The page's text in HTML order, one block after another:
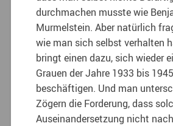
durchmachen musste wie
Murmelstein. Aber natürlich
wie man sich selbst verhalten
bringt einen dazu, sich wieder
Grauen der Jahre 1933 bis
beschäftigen. Und man
Zögern die Forderung, dass
Auseinandersetzung nicht